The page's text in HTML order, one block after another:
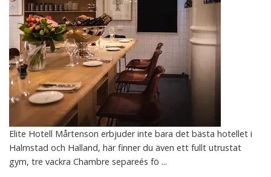
Elite Hotell Mårtenson erbjuder inte bara det bästa hotellet i
Halmstad och Halland, här finner du även ett fullt utrustat
gym, tre vackra Chambre separeés fö ...